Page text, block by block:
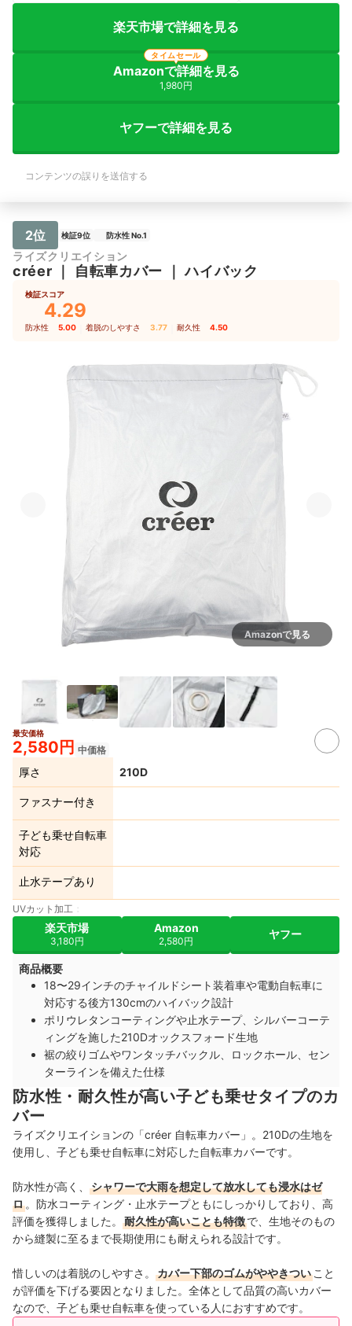
楽天市場で詳細を見る
Amazonで詳細を見る
1,980円
タイムセール
ヤフーで詳細を見る
コンテンツの誤りを送信する
2位 検証9位 防水性 No.1
ライズクリエイション
créer 自転車カバー ｜ハイバック
検証スコア
4.29
防水性 5.00 着脱のしやすさ 3.77 耐久性 4.50
Amazonで見る
最安価格
2,580円 中価格
厚さ 210D
ファスナー付き
子ども乗せ自転車
対応
止水テープあり
UVカット加工
楽天市場
3,180円
Amazon
2,580円
ヤフー
商品概要
18〜29インチのチャイルドシート装着車や電動自転車に
対応する後方130cmのハイバック設計
ポリウレタンコーティングや止水テープ、シルバーコーテ
ィングを施した210Dオックスフォード生地
裾の絞りゴムやワンタッチバックル、ロックホール、セン
ターラインを備えた仕様
防水性・耐久性が高い子ども乗せタイプのカ
バー
ライズクリエイションの「créer 自転車カバー」。210Dの生地を
使用し、子ども乗せ自転車に対応した自転車カバーです。
防水性が高く、
シャワーで大雨を想定して放水しても浸水はゼ
ロ 。防水コーティング・止水テープともにしっかりしており、高
評価を獲得しました。
耐久性が高いことも特徴で、生地そのもの
から縫製に至るまで長期使用にも耐えられる設計です。
惜しいのは着脱のしやすさ。 カバー下部のゴムがややきつい こと
が評価を下げる要因となりました。 全体として品質の高いカバー
なので、子ども乗せ自転車を使っている人におすすめです。